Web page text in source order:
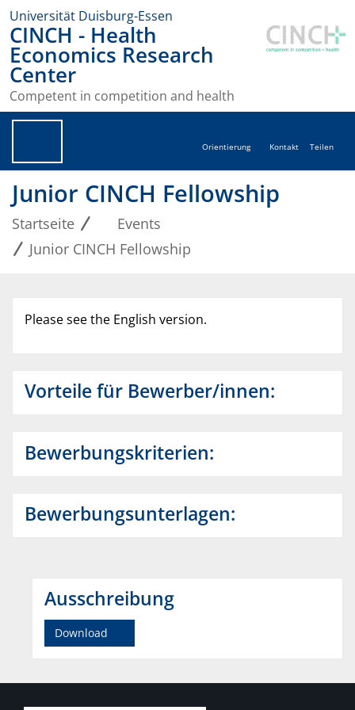
Universität Duisburg-Essen
CINCH - Health
Economics Research
Center
Competent in competition and health
Orientierung Kontakt Teilen
Junior CINCH Fellowship
Startseite
Events
Junior CINCH Fellowship
Please see the English version.
Vorteile für Bewerber/innen:
Bewerbungskriterien:
Bewerbungsunterlagen:
Ausschreibung
Download